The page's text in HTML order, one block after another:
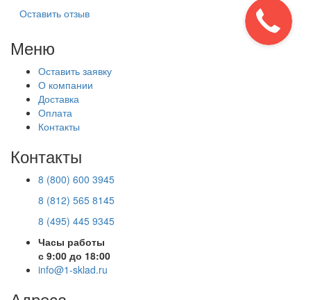
Оставить отзыв
Меню
Оставить заявку
О компании
Доставка
Оплата
Контакты
Контакты
8 (800) 600 3945
8 (812) 565 8145
8 (495) 445 9345
Часы работы
с 9:00 до 18:00
info@1-sklad.ru